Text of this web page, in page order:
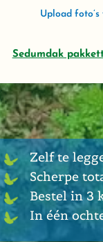
Upload foto’s
Sedumdak
Zelf te
Scherpe
Bestel in 3
In één